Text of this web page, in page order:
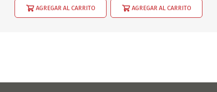
AGREGAR AL CARRITO AGREGAR AL CARRITO